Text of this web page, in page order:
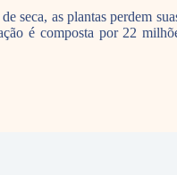
as plantas perdem
é composta por 22